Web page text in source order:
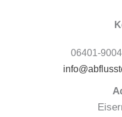
06401-